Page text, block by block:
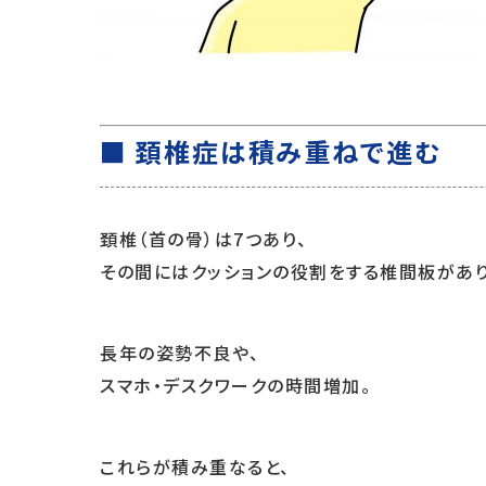
■ 頚椎症は積み重ねで進む
頚椎（首の骨）は7つあり、
その間にはクッションの役割をする椎間板があ
長年の姿勢不良や、
スマホ・デスクワークの時間増加。
これらが積み重なると、